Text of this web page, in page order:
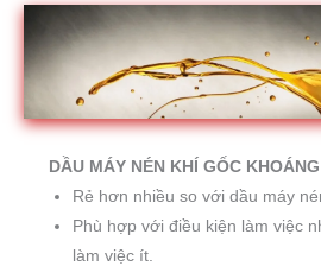
DẦU MÁY NÉN KHÍ GỐC KHOÁNG
Rẻ hơn nhiều so với dầu máy
Phù hợp với điều kiện làm việc
làm việc ít.